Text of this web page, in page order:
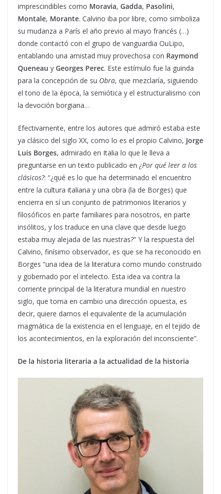
imprescindibles como Moravia, Gadda, Pasolini,
Montale, Morante. Calvino iba por libre, como simboliza
su mudanza a París el año previo al mayo francés (…)
donde contactó con el grupo de vanguardia OuLipo,
entablando una amistad muy provechosa con Raymond
Queneau y Georges Perec. Este estímulo fue la guinda
para la concepción de su Obra, que mezclaría, siguiendo
el tono de la época, la semiótica y el estructuralismo con
la devoción borgiana…
Efectivamente, entre los autores que admiró estaba este
ya clásico del siglo XX, como lo es el propio Calvino, Jorge
Luis Borges, admirado en Italia lo que le lleva a
preguntarse en un texto publicado en ¿Por qué leer a los
clásicos?: “¿qué es lo que ha determinado el encuentro
entre la cultura italiana y una obra (la de Borges) que
encierra en sí un conjunto de patrimonios literarios y
filosóficos en parte familiares para nosotros, en parte
insólitos, y los traduce en una clave que desde luego
estaba muy alejada de las nuestras?” Y la respuesta del
Calvino, finísimo observador, es que se ha reconocido en
Borges “una idea de la literatura como mundo construido
y gobernado por el intelecto. Esta idea va contra la
corriente principal de la literatura mundial en nuestro
siglo, que toma en cambio una dirección opuesta, es
decir, quiere darnos el equivalente de la acumulación
magmática de la existencia en el lenguaje, en el tejido de
los acontecimientos, en la exploración del inconsciente”.
De la historia literaria a la actualidad de la historia